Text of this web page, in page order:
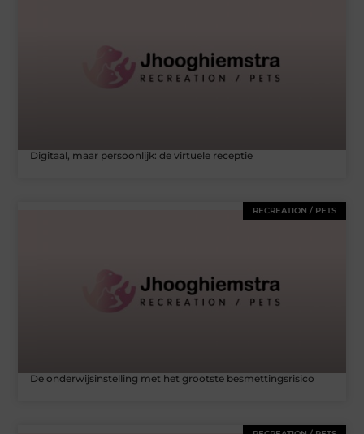
Digitaal, maar persoonlijk: de virtuele receptie
RECREATION / PETS
De onderwijsinstelling met het grootste besmettingsrisico